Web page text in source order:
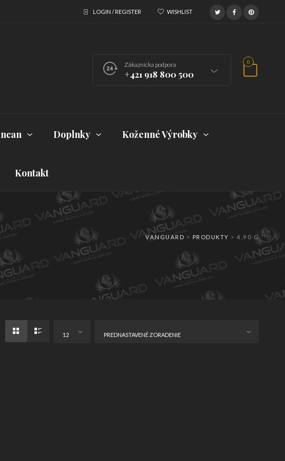
LOGIN / REGISTER WISHLIST
Zákaznícka podpora
+421 918 800 500
0
Doplnky Koženné Výrobky
Kontakt
VANGUARD > PRODUKTY >4,90 G
12 PREDNASTAVENÉ ZORADENIE